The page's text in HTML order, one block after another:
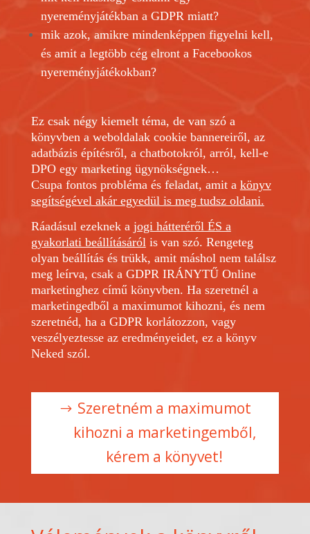
nyereményjátékban a GDPR miatt?
mik azok, amikre mindenképpen figyelni kell,
és amit a legtöbb cég elront a Facebookos
nyereményjátékokban?
Ez csak négy kiemelt téma, de van szó a
könyvben a weboldalak cookie bannereiről, az
adatbázis építésről, a chatbotokról, arról, kell-e
DPO egy marketing ügynökségnek…
Csupa fontos probléma és feladat, amit a könyv
segítségével akár egyedül is meg tudsz oldani.
Ráadásul ezeknek a jogi hátteréről ÉS a
gyakorlati beállításárólis van szó. Rengeteg
olyan beállítás és trükk, amit máshol nem találsz
meg leírva, csak a GDPR IRÁNYTŰ Online
marketinghez című könyvben. Ha szeretnél a
marketingedből a maximumot kihozni, és nem
szeretnéd, ha a GDPR korlátozzon, vagy
veszélyeztesse az eredményeidet, ez a könyv
Neked szól.
Szeretném a maximumot
kihozni a marketingemből,
kérem a könyvet!